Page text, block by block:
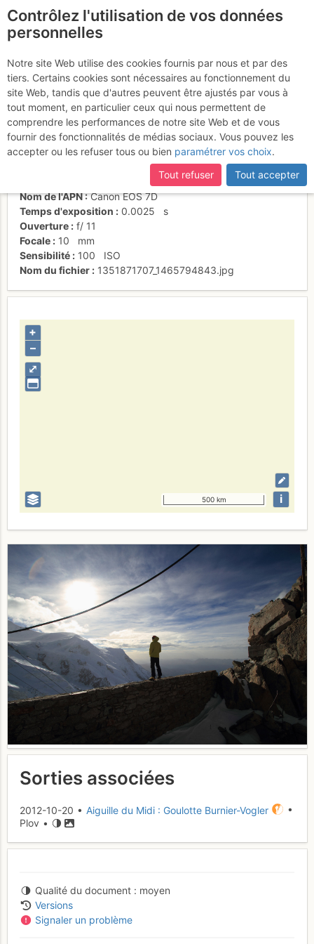
certaines pages ne sont plus accessibles, manquantes ou
incomplètes, déconnectez-vous puis reconnectez-vous à votre
compte sur le site.
Abri Simond
Activités
Date/heure
20 oct. 2012 16:11
Contributeur
Plov
individuel (CC by-nc-nd)
Nom de l'APN
Canon EOS 7D
Temps d'exposition
0.0025
s
Ouverture
f/ 11
Focale
10
mm
Sensibilité
100
ISO
Nom du fichier
1351871707_1465794843.jpg
⤢
+
–
500 km i
Sorties associées
2012-10-20 • Aiguille du Midi : Goulotte Burnier-Vogler
•
Plov •
Qualité du document
moyen
Versions
Signaler un problème
Contrôlez l'utilisation de vos données
personnelles
Notre site Web utilise des cookies fournis par nous et par des
tiers. Certains cookies sont nécessaires au fonctionnement du
site Web, tandis que d'autres peuvent être ajustés par vous à
tout moment, en particulier ceux qui nous permettent de
comprendre les performances de notre site Web et de vous
fournir des fonctionnalités de médias sociaux. Vous pouvez les
accepter ou les refuser tous ou bien paramétrer vos choix.
Tout refuser
Tout accepter